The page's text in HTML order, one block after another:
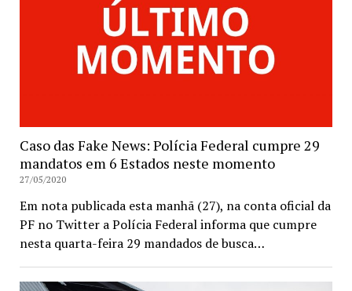
Caso das Fake News: Polícia Federal cumpre 29
mandatos em 6 Estados neste momento
27/05/2020
Em nota publicada esta manhã (27), na conta oficial da
PF no Twitter a Polícia Federal informa que cumpre
nesta quarta-feira 29 mandados de busca…